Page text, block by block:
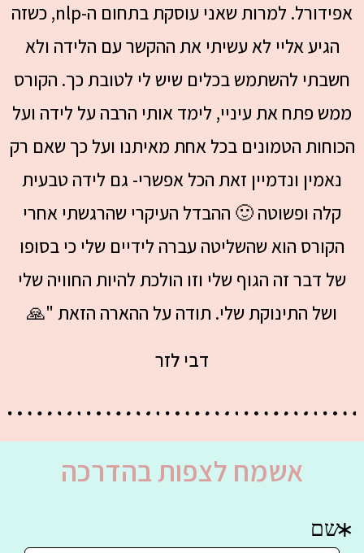
אפידורל. למרות שאני עוסקת בתחום ה-nlp, כשזה
הגיע אליי לא עשיתי את ההקשר עם הלידה ולא
חשבתי להשתמש בכלים שיש לי לטובת כך. הקורס
ממש פתח את עיניי, לימד אותי הרבה על לידה ועל
הכוחות הטמונים בכל אחת מאיתנו ועל כך שאם רק
נאמין ונדמיין זאת הכל אפשרי- גם לידה טבעית
קלה ופשוטה 🙂 ההבדל העיקרי שהרגשתי אחרי
הקורס הוא שהשליטה עברה לידיים שלי כי בסופו
של דבר זה הגוף שלי וזו הולכת להיות החוויה שלי
ושל התינוקת שלי. תודה על ההארה הזאת "🙏
דבי לזר
אשמח לצפות בהדרכה